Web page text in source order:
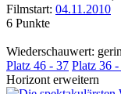
Filmstart: 04.11.2010
6 Punkte
Wiederschauwert:
Platz 46 - 37 Platz 36
Horizont erweitern